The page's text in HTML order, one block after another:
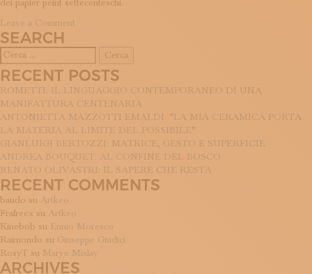
dei papier peint settecenteschi.
Leave a Comment
Zuccaro
SEARCH
per:
RECENT POSTS
ROMETTI: IL LINGUAGGIO CONTEMPORANEO DI UNA
MANIFATTURA CENTENARIA
ANTONIETTA MAZZOTTI EMALDI: “LA MIA CERAMICA PORTA
LA MATERIA AL LIMITE DEL POSSIBILE”
GIANLUIGI BERTOZZI: MATRICE, GESTO E SUPERFICIE
ANDREA BOUQUET: AL CONFINE DEL BOSCO
RENATO OLIVASTRI: IL SAPERE CHE RESTA
RECENT COMMENTS
baudo su Artkeo
Frafreex su Artkeo
Kinebob su Ennio Moresco
Raimondo su Giuseppe Giudici
RosyT su Marye Mislay
ARCHIVES